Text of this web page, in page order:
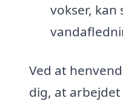
vokser,
Ved at
dig, at